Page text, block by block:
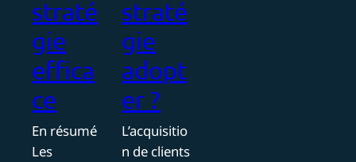
straté
gie
effica
ce
En résumé
Les
straté
gie
adopt
er ?
L’acquisitio
n de clients